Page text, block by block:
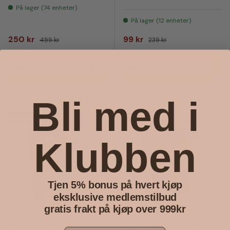
På lager (74 enheter)
Salgspris
250 kr Vanlig pris
499 kr
På lager (12 enheter)
Salgspris
99 kr Vanlig pris
239 kr
Sammenlign
45% rabatt
Sammenlign
60% rabatt
Alpina WiFi Smart E27
Bli med i
Klubben
Tjen 5% bonus på hvert kjøp
eksklusive medlemstilbud
gratis frakt på kjøp over 999kr